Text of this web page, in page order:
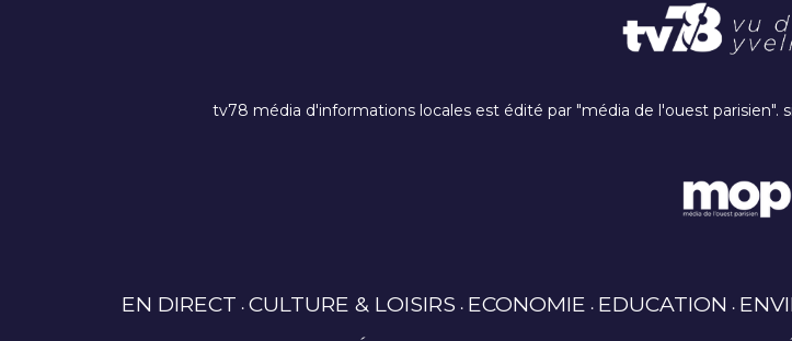
tv78 média d'informations locales est édité par "média de l'ouest parisien".
EN DIRECT CULTURE & LOISIRS ECONOMIE EDUCATION